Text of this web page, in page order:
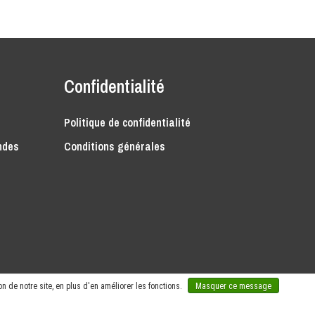
de notre site, en plus d'en améliorer les fonctions.
Masquer ce message
Confidentialité
Politique de confidentialité
Conditions générales